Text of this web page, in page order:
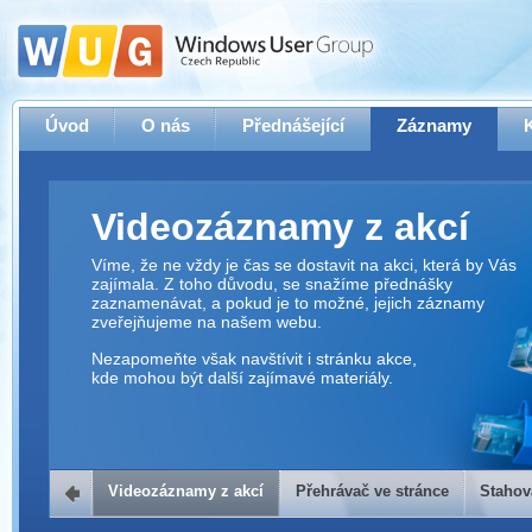
Úvod O nás Přednášející Záznamy
Videozáznamy z akcí
Víme, že ne vždy je čas se dostavit na akci, která by Vás
zajímala. Z toho důvodu, se snažíme přednášky
zaznamenávat, a pokud je to možné, jejich záznamy
zveřejňujeme na našem webu.
Nezapomeňte však navštívit i stránku akce,
kde mohou být další zajímavé materiály.
Přehrávač ve stránce
Videozáznamy z akcí Přehrávač ve stránce